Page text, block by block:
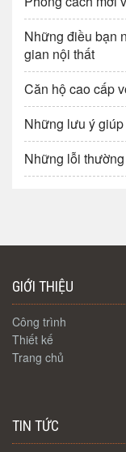
Những điều bạn
gian nội thất
Căn hộ cao cấp
Những lưu ý
Những lỗi
GIỚI THIỆU
Công trình
Thiết kế
Trang chủ
TIN TỨC